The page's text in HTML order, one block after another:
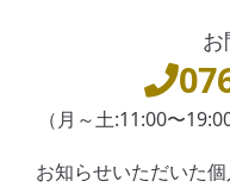
（月～土:11:00〜
お知らせいただいた